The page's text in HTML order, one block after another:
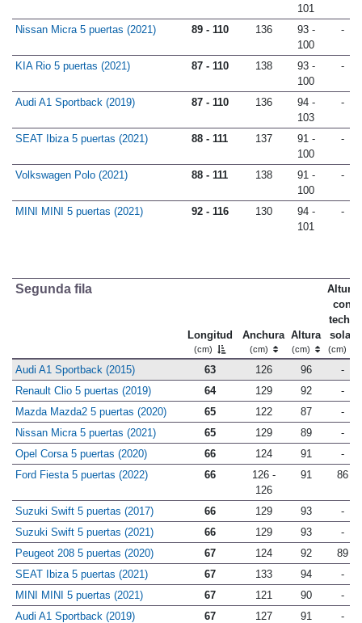
101
Nissan Micra 5 puertas (2021) 89 - 110 136
93 -
100
-
KIA Rio 5 puertas (2021) 87 - 110 138
93 -
100
-
Audi A1 Sportback (2019) 87 - 110 136
94 -
103
-
SEAT Ibiza 5 puertas (2021) 88 - 111 137
91 -
100
-
Volkswagen Polo (2021) 88 - 111 138
91 -
100
-
MINI MINI 5 puertas (2021) 92 - 116 130
94 -
101
-
Segunda fila
Longitud
(cm)
Anchura
(cm)
Altura
(cm)
Altura
con
techo
solar
(cm)
Audi A1 Sportback (2015) 63 126 96
-
Renault Clio 5 puertas (2019)
64 129 92
-
Mazda Mazda2 5 puertas (2020)
65 122 87
-
Nissan Micra 5 puertas (2021)
65 129 89
-
Opel Corsa 5 puertas (2020)
66 124 91
-
Ford Fiesta 5 puertas (2022)
66
126 -
126
91 86
Suzuki Swift 5 puertas (2017) 66 129 93
-
Suzuki Swift 5 puertas (2021)
66 129 93
-
Peugeot 208 5 puertas (2020)
67 124 92
89
SEAT Ibiza 5 puertas (2021)
67 133 94
-
MINI MINI 5 puertas (2021)
67 121 90
-
Audi A1 Sportback (2019)
67 127 91
-